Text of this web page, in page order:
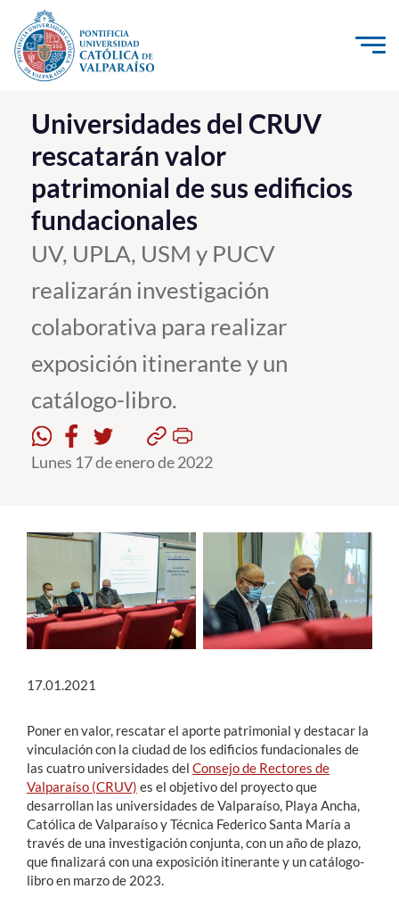
Click acá para ir directamente al contenido
La Universidad
Investigación, Creación e Innovación
PUCV Internacional
Vinculación con el Medio
Admisión
Pregrado
Formación Continua
Estudiantes
English
Universidades del CRUV
rescatarán valor
patrimonial de sus edificios
fundacionales
UV, UPLA, USM y PUCV
realizarán investigación
colaborativa para realizar
exposición itinerante y un
catálogo-libro.
Lunes 17 de enero de 2022
17.01.2021
Poner en valor, rescatar el aporte patrimonial y destacar la
vinculación con la ciudad de los edificios fundacionales de
las cuatro universidades del Consejo de Rectores de
Valparaíso (CRUV) es el objetivo del proyecto que
desarrollan las universidades de Valparaíso, Playa Ancha,
Católica de Valparaíso y Técnica Federico Santa María a
través de una investigación conjunta, con un año de plazo,
que finalizará con una exposición itinerante y un catálogo-
libro en marzo de 2023.